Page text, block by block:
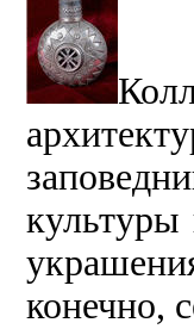
культуры
конечно,